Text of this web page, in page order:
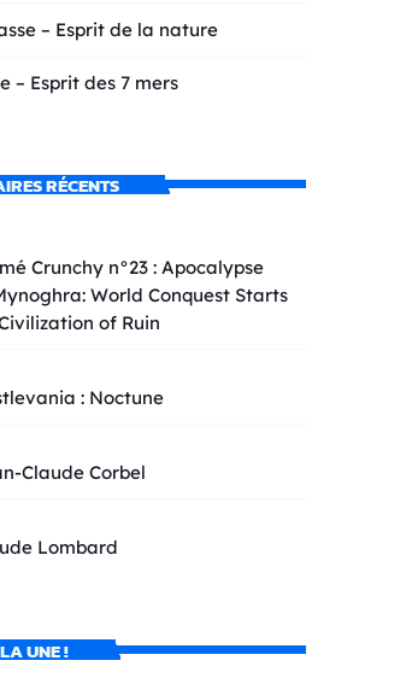
– Esprit de la nature
– Esprit des 7 mers
RÉCENTS
Crunchy n°23 : Apocalypse
World Conquest Starts
of Ruin
: Noctune
Claude Corbel
Lombard
UNE !